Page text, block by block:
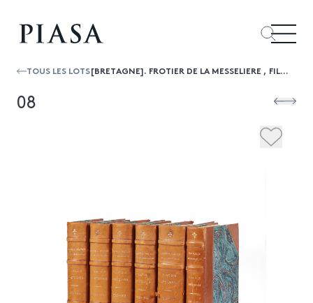
TOUS LES LOTS [BRETAGNE]. FROTIER DE LA MESSELIERE , FILIATIONS BRETONNES, 1650-1912. MAYENNE, JOSEPH FLOCH, 1965-1976. 6 VOL. GR. IN HUIT, DEMI-R...
08